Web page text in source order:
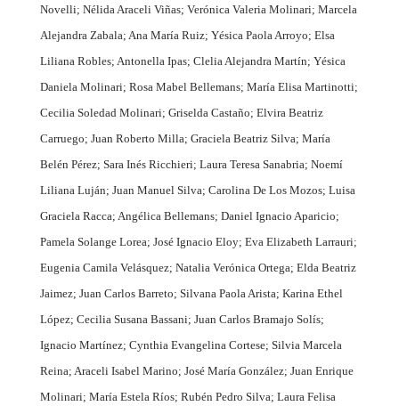
Novelli; Nélida Araceli Viñas; Verónica Valeria Molinari; Marcela
Alejandra Zabala; Ana María Ruiz; Yésica Paola Arroyo; Elsa
Liliana Robles; Antonella Ipas; Clelia Alejandra Martín; Yésica
Daniela Molinari; Rosa Mabel Bellemans; María Elisa Martinotti;
Cecilia Soledad Molinari; Griselda Castaño; Elvira Beatriz
Carruego; Juan Roberto Milla; Graciela Beatriz Silva; María
Belén Pérez; Sara Inés Ricchieri; Laura Teresa Sanabria; Noemí
Liliana Luján; Juan Manuel Silva; Carolina De Los Mozos; Luisa
Graciela Racca; Angélica Bellemans; Daniel Ignacio Aparicio;
Pamela Solange Lorea; José Ignacio Eloy; Eva Elizabeth Larrauri;
Eugenia Camila Velásquez; Natalia Verónica Ortega; Elda Beatriz
Jaimez; Juan Carlos Barreto; Silvana Paola Arista; Karina Ethel
López; Cecilia Susana Bassani; Juan Carlos Bramajo Solís;
Ignacio Martínez; Cynthia Evangelina Cortese; Silvia Marcela
Reina; Araceli Isabel Marino; José María González; Juan Enrique
Molinari; María Estela Ríos; Rubén Pedro Silva; Laura Felisa